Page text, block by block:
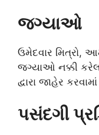
જગ્યાઓ
ઉમેદવાર મિત્રો,
જગ્યાઓ નક્કી
દ્વારા જાહેર
પસંદગી